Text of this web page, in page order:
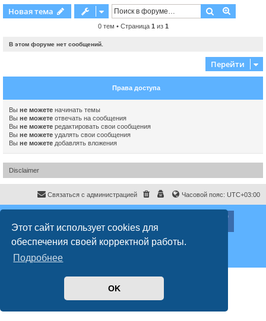
Этот сайт использует cookies для
обеспечения своей корректной работы.
Подробнее
OK
Новая тема Поиск
0 тем • Страница 1 из 1
В этом форуме нет сообщений.
Перейти
Права доступа
Вы не можете начинать темы
Вы не можете отвечать на сообщения
Вы не можете редактировать свои сообщения
Вы не можете удалять свои сообщения
Вы не можете добавлять вложения
Disclaimer
Часовой пояс: UTC+03:00
Связаться с администрацией
Создано на основеphpBB® Forum Software © phpBB Limited
Русская поддержка phpBB
Конфиденциальность